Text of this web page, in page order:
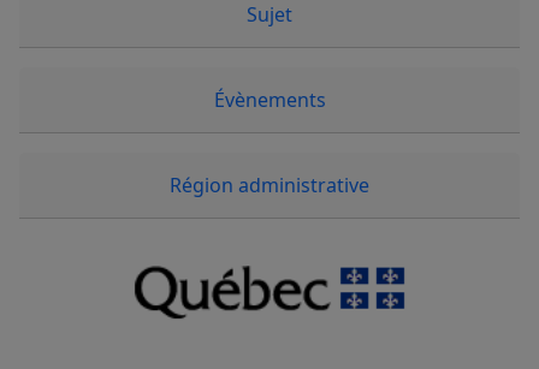
Sujet
Évènements
Région administrative